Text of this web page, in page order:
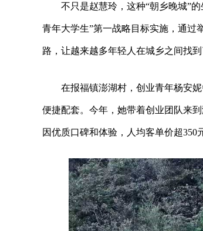
不只是赵慧玲，这种“朝乡晚城”
青年大学生”第一战略目标实施，通过
路，让越来越多年轻人在城乡之间找到
在报福镇澎湖村，创业青年杨安
便捷配套。今年，她带着创业团队来
因优质口碑和体验，人均客单价超350